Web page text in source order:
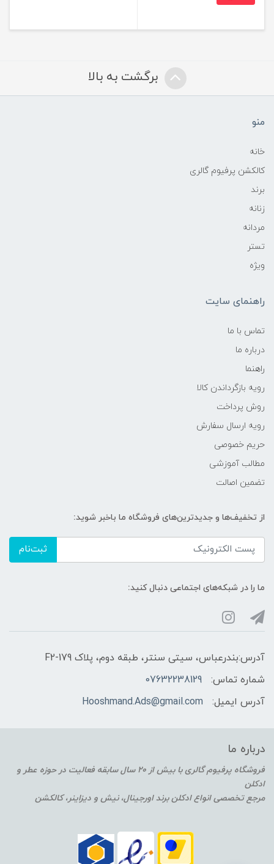
برگشت به بالا
منو
خانه
کالکشن پرفیوم گالری
برند
زنانه
مردانه
تستر
ویژه
راهنمای سایت
تماس با ما
درباره ما
راهنما
رویه‌ بازگرداندن کالا
روش پرداخت
رویه ارسال سفارش
حریم خصوصی
مطالب آموزشی
تضمین اصالت
از تخفیف‌ها و جدیدترین‌های فروشگاه ما باخبر شوید:
ثبت‌نام
ما را در شبکه‌های اجتماعی دنبال کنید:
آدرس:بندرعباس، سیتی سنتر، طبقه دوم، پلاک F2-179
شماره تماس:
07632238129
آدرس ایمیل:
Hooshmand.Ads@gmail.com
درباره ما
فروشگاه پرفیوم گالری با بیش از 20 سال سابقه فعالیت در حوزه عطر و
ادکلن
مرجع تخصصی انواع ادکلن برند اورجینال، نیش و دیزاینر، کالکشن